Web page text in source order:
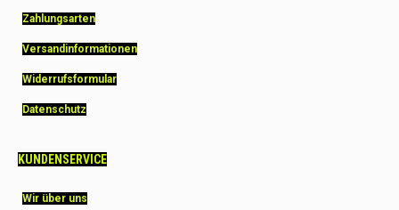
Zahlungsarten
Versandinformationen
Widerrufsformular
Datenschutz
KUNDENSERVICE
Wir über uns